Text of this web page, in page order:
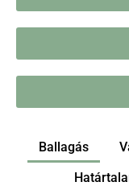
Ballagás